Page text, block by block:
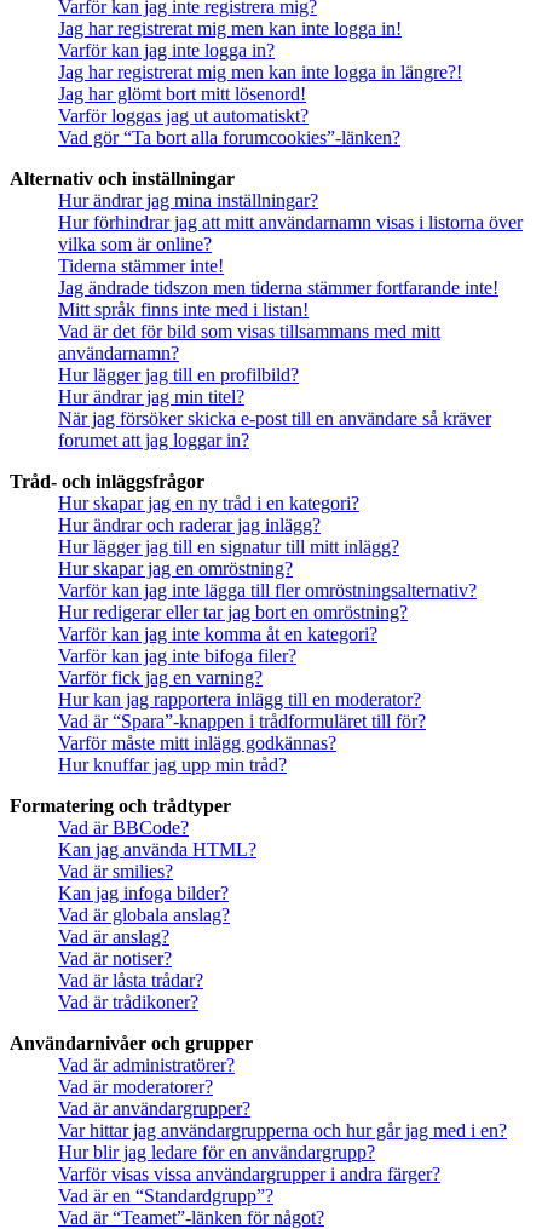
Varför kan jag inte registrera mig?
Jag har registrerat mig men kan inte logga in!
Varför kan jag inte logga in?
Jag har registrerat mig men kan inte logga in längre?!
Jag har glömt bort mitt lösenord!
Varför loggas jag ut automatiskt?
Vad gör “Ta bort alla forumcookies”-länken?
Alternativ och inställningar
Hur ändrar jag mina inställningar?
Hur förhindrar jag att mitt användarnamn visas i listorna över
vilka som är online?
Tiderna stämmer inte!
Jag ändrade tidszon men tiderna stämmer fortfarande inte!
Mitt språk finns inte med i listan!
Vad är det för bild som visas tillsammans med mitt
användarnamn?
Hur lägger jag till en profilbild?
Hur ändrar jag min titel?
När jag försöker skicka e-post till en användare så kräver
forumet att jag loggar in?
Tråd- och inläggsfrågor
Hur skapar jag en ny tråd i en kategori?
Hur ändrar och raderar jag inlägg?
Hur lägger jag till en signatur till mitt inlägg?
Hur skapar jag en omröstning?
Varför kan jag inte lägga till fler omröstningsalternativ?
Hur redigerar eller tar jag bort en omröstning?
Varför kan jag inte komma åt en kategori?
Varför kan jag inte bifoga filer?
Varför fick jag en varning?
Hur kan jag rapportera inlägg till en moderator?
Vad är “Spara”-knappen i trådformuläret till för?
Varför måste mitt inlägg godkännas?
Hur knuffar jag upp min tråd?
Formatering och trådtyper
Vad är BBCode?
Kan jag använda HTML?
Vad är smilies?
Kan jag infoga bilder?
Vad är globala anslag?
Vad är anslag?
Vad är notiser?
Vad är låsta trådar?
Vad är trådikoner?
Användarnivåer och grupper
Vad är administratörer?
Vad är moderatorer?
Vad är användargrupper?
Var hittar jag användargrupperna och hur går jag med i en?
Hur blir jag ledare för en användargrupp?
Varför visas vissa användargrupper i andra färger?
Vad är en “Standardgrupp”?
Vad är “Teamet”-länken för något?